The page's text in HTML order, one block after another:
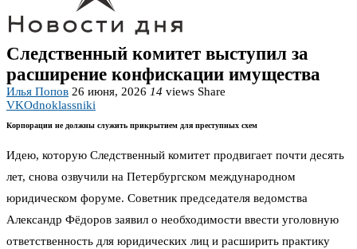
Следственный комитет выступил за
расширение конфискации имущества
Илья Попов 26 июня, 2026 14 views Share
VKOdnoklassniki
Корпорации не должны служить прикрытием для преступных схем
Идею, которую Следственный комитет продвигает почти десять
лет, снова озвучили на Петербургском международном
юридическом форуме. Советник председателя ведомства
Александр Фёдоров заявил о необходимости ввести уголовную
ответственность для юридических лиц и расширить практику